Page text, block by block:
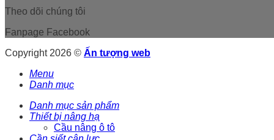
Theo dõi chúng tôi
Fanpage Facebook
Copyright 2026 © Ấn tượng web
Menu
Danh mục
Danh mục sản phẩm
Thiết bị nâng hạ
Cầu nâng ô tô